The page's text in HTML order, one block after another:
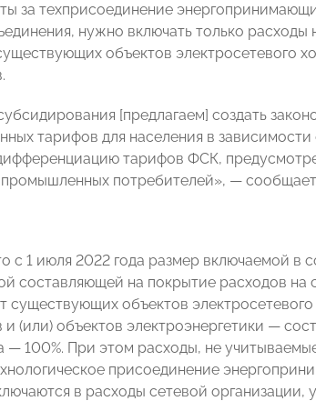
за техприсоединение
нужно включать только расходы
объектов электросетевого
[предлагаем] создать
тарифов для населения в
тарифов ФСК,
потребителей», —
с 1 июля 2022 года размер включаемой в
составляющей на покрытие расходов на
существующих объектов
(или) объектов электроэнергетики —
— 100%. При этом расходы, не
присоединение
в расходы сетевой организации,